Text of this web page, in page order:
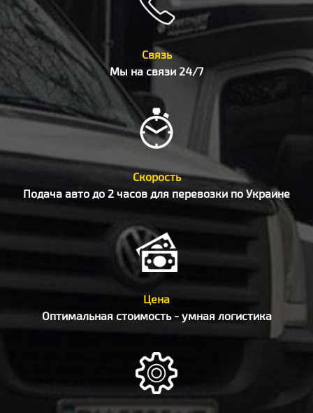
Связь
Мы на связи 24/7
Скорость
Подача авто до 2 часов для перевозки по Украине
Цена
Оптимальная стоимость - умная логистика